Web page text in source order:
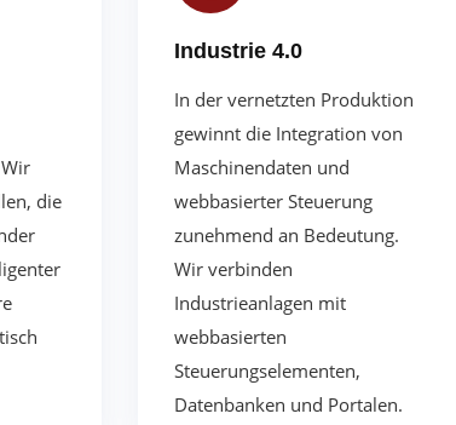
die
Industrie 4.0
In der vernetzten Produktion
gewinnt die Integration von
Maschinendaten und
webbasierter Steuerung
zunehmend an Bedeutung.
Wir verbinden
Industrieanlagen mit
webbasierten
Steuerungselementen,
Datenbanken und Portalen.